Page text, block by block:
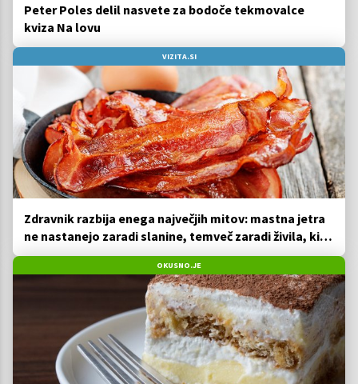
Peter Poles delil nasvete za bodoče tekmovalce
kviza Na lovu
VIZITA.SI
Zdravnik razbija enega največjih mitov: mastna jetra
ne nastanejo zaradi slanine, temveč zaradi živila, ki
ga imamo vsi radi
OKUSNO.JE